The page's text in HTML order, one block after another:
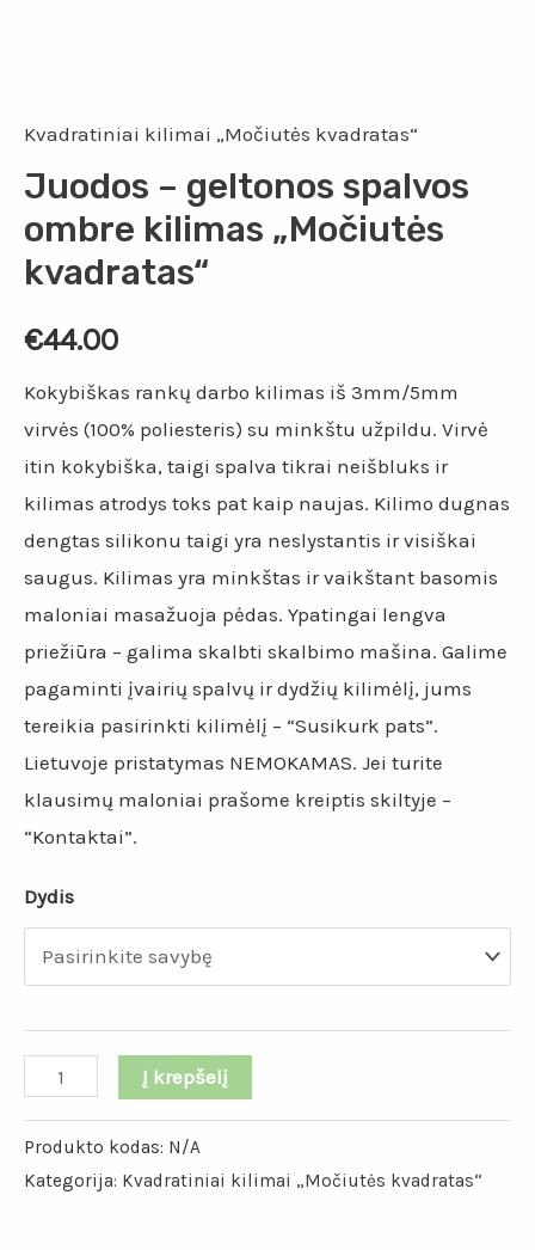
Kvadratiniai kilimai „Močiutės kvadratas“
Juodos – geltonos spalvos
ombre kilimas „Močiutės
kvadratas“
€44.00
Kokybiškas rankų darbo kilimas iš 3mm/5mm
virvės (100% poliesteris) su minkštu užpildu. Virvė
itin kokybiška, taigi spalva tikrai neišbluks ir
kilimas atrodys toks pat kaip naujas. Kilimo dugnas
dengtas silikonu taigi yra neslystantis ir visiškai
saugus. Kilimas yra minkštas ir vaikštant basomis
maloniai masažuoja pėdas. Ypatingai lengva
priežiūra – galima skalbti skalbimo mašina. Galime
pagaminti įvairių spalvų ir dydžių kilimėlį, jums
tereikia pasirinkti kilimėlį – “Susikurk pats”.
Lietuvoje pristatymas NEMOKAMAS. Jei turite
klausimų maloniai prašome kreiptis skiltyje –
“Kontaktai”.
Dydis
Į krepšelį
Produkto kodas: N/A
Kategorija: Kvadratiniai kilimai „Močiutės kvadratas“